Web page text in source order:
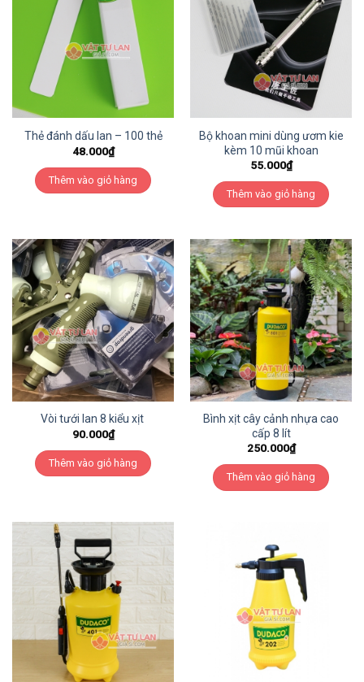
Thẻ đánh dấu lan – 100 thẻ
48.000₫
Thêm vào giỏ hàng
Bộ khoan mini dùng ươm kie
kèm 10 mũi khoan
55.000₫
Thêm vào giỏ hàng
Vòi tưới lan 8 kiểu xịt
90.000₫
Thêm vào giỏ hàng
Bình xịt cây cảnh nhựa cao
cấp 8 lít
250.000₫
Thêm vào giỏ hàng